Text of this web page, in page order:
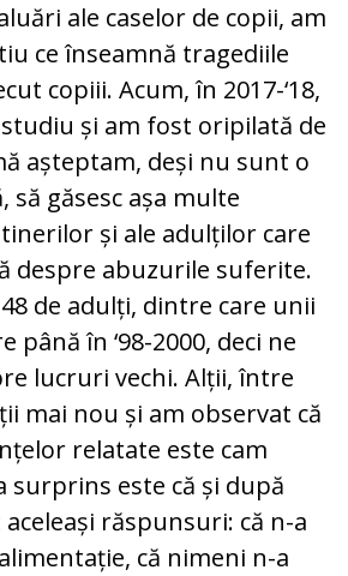
ale caselor de copii, am
ce înseamnă tragediile
copiii. Acum, în 2017-‘18,
și am fost oripilată de
așteptam, deși nu sunt o
să găsesc așa multe
și ale adulților care
despre abuzurile suferite.
de adulți, dintre care unii
până în ‘98-2000, deci ne
lucruri vechi. Alții, între
mai nou și am observat că
relatate este cam
surprins este că și după
răspunsuri: că n-a
că nimeni n-a